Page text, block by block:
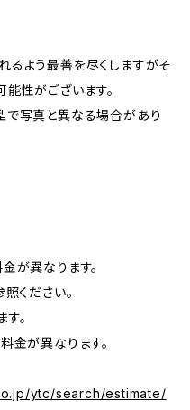
るよう最善を尽くしますがそ
性がございます。
で写真と異なる場合があり
が異なります。
ください。
。
金が異なります。
ytc/search/estimate/